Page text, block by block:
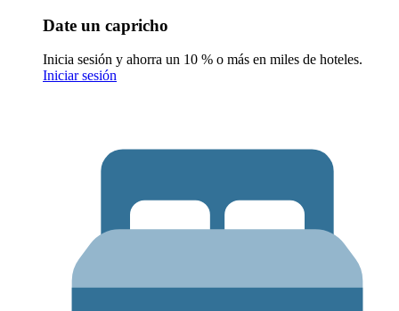
Date un capricho
Inicia sesión y ahorra un 10 % o más en miles de hoteles.
Iniciar sesión